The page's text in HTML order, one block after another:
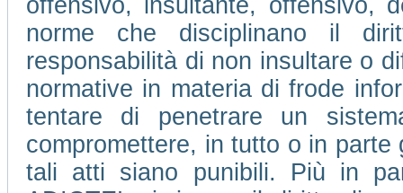
offensivo, insultante, offensivo,
norme che disciplinano il
responsabilità di non insultare o
normative in materia di frode
tentare di penetrare un
compromettere, in tutto o in
tali atti siano punibili. Più in